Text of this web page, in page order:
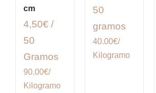
cm
4,50€ /
50
Gramos
90.00€/
Kilogramo
50
gramos
40.00€/
Kilogramo